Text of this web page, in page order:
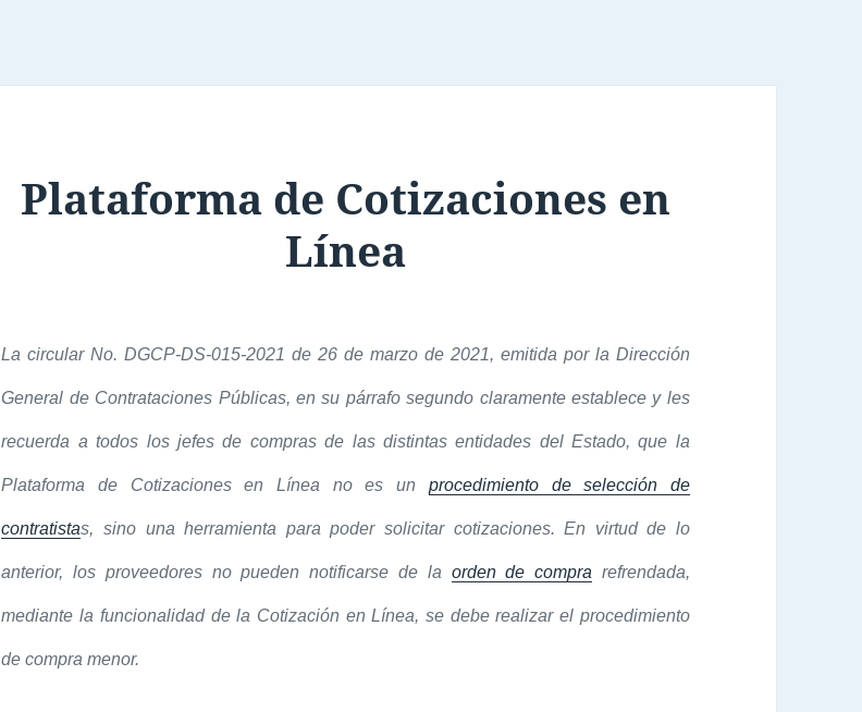
Plataforma de Cotizaciones en
Línea
La circular No. DGCP-DS-015-2021 de 26 de marzo de 2021, emitida por la Dirección
General de Contrataciones Públicas, en su párrafo segundo claramente establece y les
recuerda a todos los jefes de compras de las distintas entidades del Estado, que la
Plataforma de Cotizaciones en Línea no es un procedimiento de selección de
contratistas, sino una herramienta para poder solicitar cotizaciones. En virtud de lo
anterior, los proveedores no pueden notificarse de la orden de compra refrendada,
mediante la funcionalidad de la Cotización en Línea, se debe realizar el procedimiento
de compra menor.